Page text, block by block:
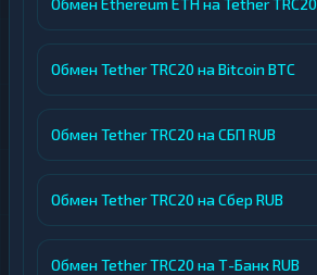
Обмен Ethereum ETH на Tether TRC20
Обмен Tether TRC20 на Bitcoin BTC
Обмен Tether TRC20 на СБП RUB
Обмен Tether TRC20 на Сбер RUB
Обмен Tether TRC20 на Т-Банк RUB